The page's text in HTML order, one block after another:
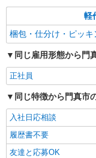
軽
梱包・仕分け・ピッキ
同じ雇用形態から門
正社員
同じ特徴から門真市
入社日応相談
履歴書不要
友達と応募OK